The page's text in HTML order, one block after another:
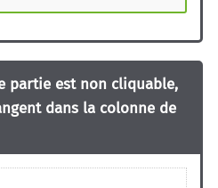
partie est non cliquable,
dans la colonne de